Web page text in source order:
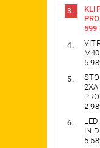
599
5
2
IN
5